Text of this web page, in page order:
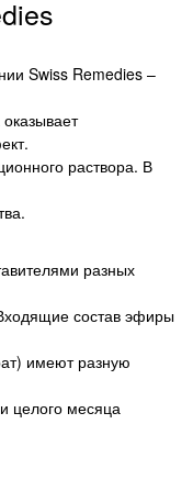
Swiss Remedies –
раствора. В
разных
состав эфиры
имеют разную
целого месяца